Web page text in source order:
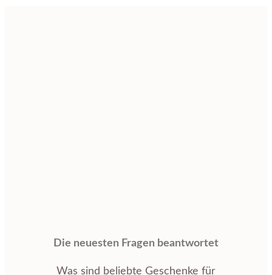
Die neuesten Fragen beantwortet
Was sind beliebte Geschenke für